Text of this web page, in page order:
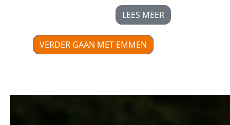
LEES MEER
VERDER GAAN MET EMMEN